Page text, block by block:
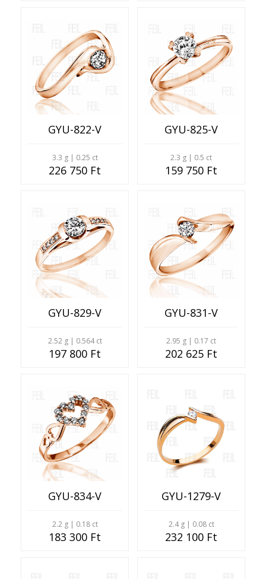
GYU-822-V
3.3 g | 0.25 ct
226 750 Ft
GYU-825-V
2.3 g | 0.5 ct
159 750 Ft
GYU-829-V
2.52 g | 0.564 ct
197 800 Ft
GYU-831-V
2.95 g | 0.17 ct
202 625 Ft
GYU-834-V
2.2 g | 0.18 ct
183 300 Ft
GYU-1279-V
2.4 g | 0.08 ct
232 100 Ft